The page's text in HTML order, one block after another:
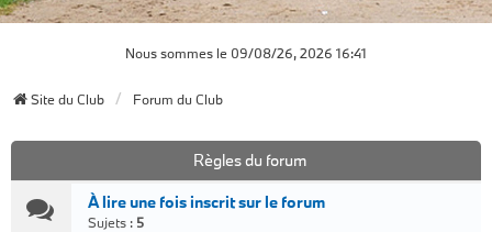
Nous sommes le 09/08/26, 2026 16:41
Site du Club Forum du Club
Règles du forum
À lire une fois inscrit sur le forum
Sujets : 5